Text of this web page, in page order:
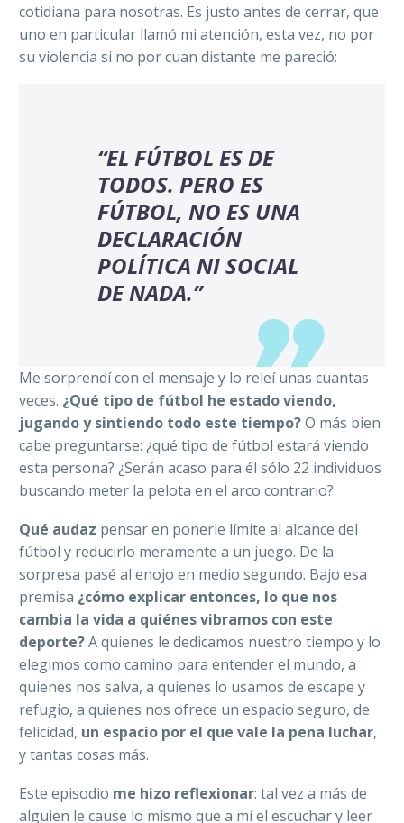
cotidiana para nosotras. Es justo antes de cerrar, que
uno en particular llamó mi atención, esta vez, no por
su violencia si no por cuan distante me pareció:
“EL FÚTBOL ES DE
TODOS. PERO ES
FÚTBOL, NO ES UNA
DECLARACIÓN
POLÍTICA NI SOCIAL
DE NADA.”
Me sorprendí con el mensaje y lo releí unas cuantas
veces. ¿Qué tipo de fútbol he estado viendo,
jugando y sintiendo todo este tiempo?O más bien
cabe preguntarse: ¿qué tipo de fútbol estará viendo
esta persona? ¿Serán acaso para él sólo 22 individuos
buscando meter la pelota en el arco contrario?
Qué audaz pensar en ponerle límite al alcance del
fútbol y reducirlo meramente a un juego. De la
sorpresa pasé al enojo en medio segundo. Bajo esa
premisa ¿cómo explicar entonces, lo que nos
cambia la vida a quiénes vibramos con este
deporte?A quienes le dedicamos nuestro tiempo y lo
elegimos como camino para entender el mundo, a
quienes nos salva, a quienes lo usamos de escape y
refugio, a quienes nos ofrece un espacio seguro, de
felicidad, un espacio por el que vale la pena luchar,
y tantas cosas más.
Este episodio me hizo reflexionar: tal vez a más de
alguien le cause lo mismo que a mí el escuchar y leer